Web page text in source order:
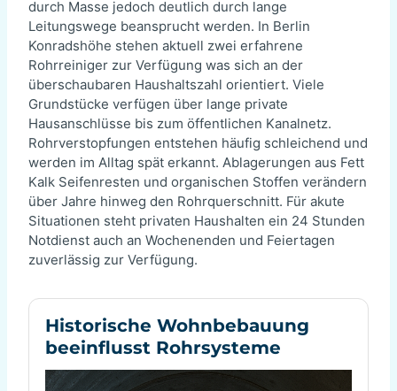
durch Masse jedoch deutlich durch lange
Leitungswege beansprucht werden. In Berlin
Konradshöhe stehen aktuell zwei erfahrene
Rohrreiniger zur Verfügung was sich an der
überschaubaren Haushaltszahl orientiert. Viele
Grundstücke verfügen über lange private
Hausanschlüsse bis zum öffentlichen Kanalnetz.
Rohrverstopfungen entstehen häufig schleichend und
werden im Alltag spät erkannt. Ablagerungen aus Fett
Kalk Seifenresten und organischen Stoffen verändern
über Jahre hinweg den Rohrquerschnitt. Für akute
Situationen steht privaten Haushalten ein 24 Stunden
Notdienst auch an Wochenenden und Feiertagen
zuverlässig zur Verfügung.
Historische Wohnbebauung
beeinflusst Rohrsysteme